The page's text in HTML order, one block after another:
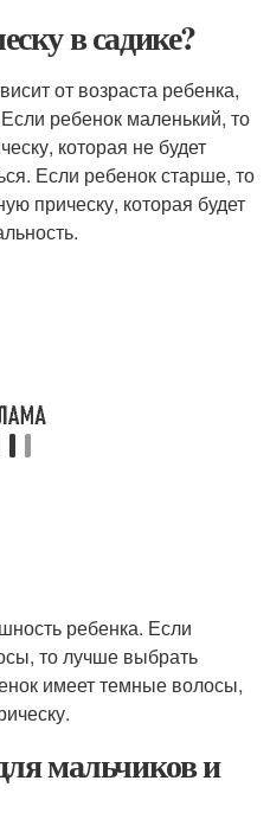
в садике?
от возраста ребенка,
ребенок маленький, то
которая не будет
Если ребенок старше, то
прическу, которая будет
ребенка. Если
то лучше выбрать
имеет темные волосы,
мальчиков и